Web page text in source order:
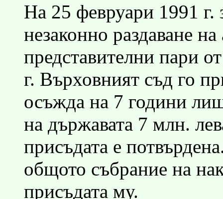
На 25 февруари 1991 г.
незаконно раздаване
представителни пари
г. Върховният съд го
осъжда на 7 години
на държавата 7 млн.
присъдата е
общото събрание на
присъдата му.